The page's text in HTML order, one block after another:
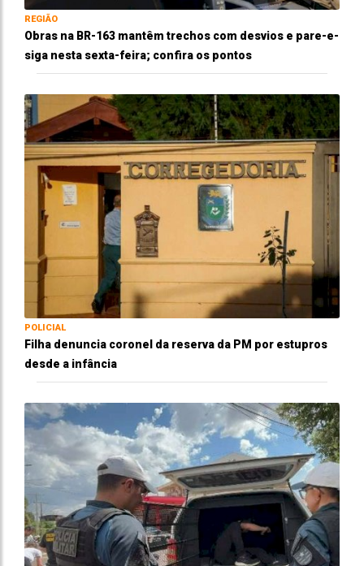
REGIÃO
Obras na BR-163 mantêm trechos com desvios e pare-e-
siga nesta sexta-feira; confira os pontos
POLICIAL
Filha denuncia coronel da reserva da PM por estupros
desde a infância